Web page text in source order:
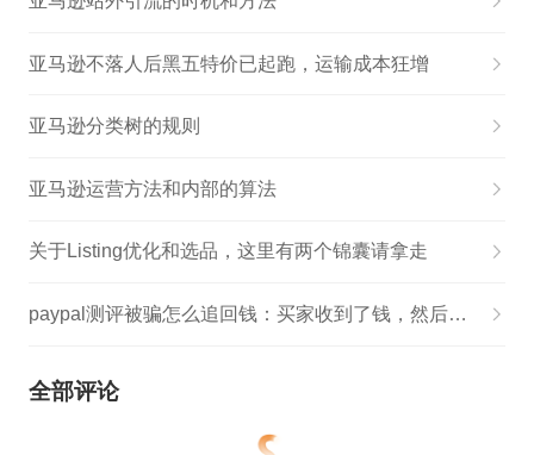
亚马逊不落人后黑五特价已起跑，运输成本狂增
亚马逊分类树的规则
亚马逊运营方法和内部的算法
关于Listing优化和选品，这里有两个锦囊请拿走
paypal测评被骗怎么追回钱：买家收到了钱，然后他把下过的订单给取消了...
全部评论